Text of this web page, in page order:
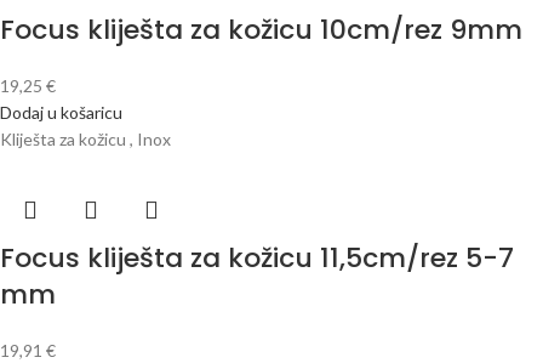
Focus kliješta za kožicu 10cm/rez 9mm
19,25 €
Dodaj u košaricu
Kliješta za kožicu , Inox
Focus kliješta za kožicu 11,5cm/rez 5-7
mm
19,91 €